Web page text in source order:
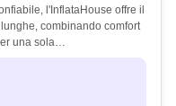
l'InflataHouse offre il
combinando comfort
una sola…